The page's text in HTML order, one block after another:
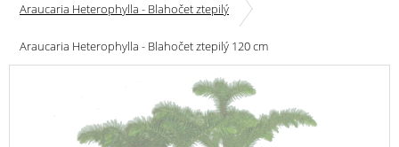
Araucaria Heterophylla - Blahočet ztepilý
Araucaria Heterophylla - Blahočet ztepilý 120 cm